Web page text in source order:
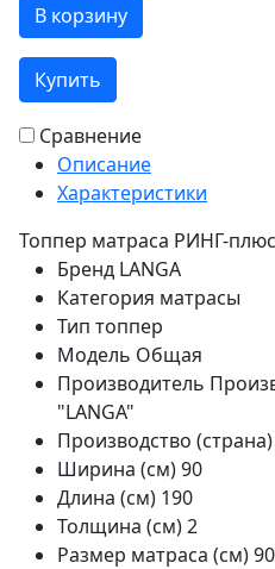
В корзину
Купить
Сравнение
Описание
Характеристики
Топпер матраса РИНГ-
Бренд LANGA
Категория матрасы
Тип топпер
Модель Общая
Производитель
"LANGA"
Производство (страна)
Ширина (см)90
Длина (см) 190
Толщина (см)2
Размер матраса (см)